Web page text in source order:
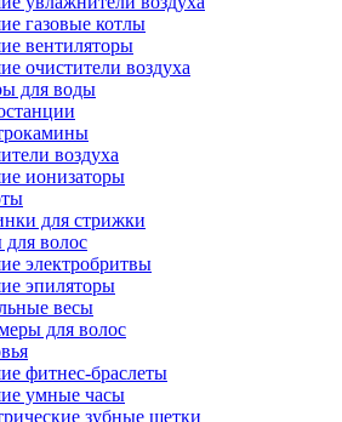
газовые котлы
вентиляторы
очистители воздуха
для воды
воздуха
ионизаторы
для стрижки
волос
электробритвы
эпиляторы
весы
для волос
фитнес-браслеты
умные часы
зубные щетки